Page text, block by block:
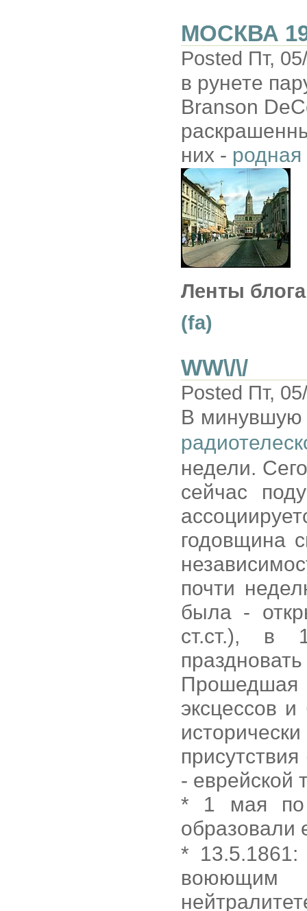
МОСКВА
Posted Пт,
в рунете
Branson
них -
Ленты
(fa)
WW\/\/
Posted Пт,
В
недели.
сейчас
годовщина
почти
была -
ст.ст.), в
Прошедшая
эксцессов
- еврейской
* 1 мая по
образовали
*
воюющим